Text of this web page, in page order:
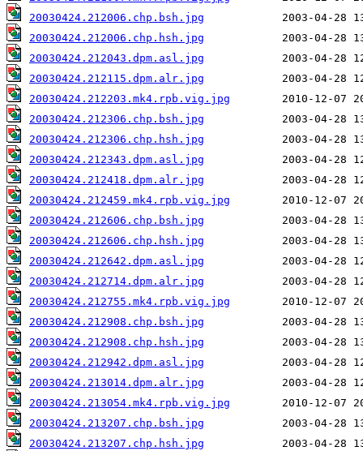
20030424.212006.chp.bsh.jpg
20030424.212006.chp.hsh.jpg
20030424.212043.dpm.asl.jpg
20030424.212115.dpm.alr.jpg
20030424.212203.mk4.rpb.vig.jpg
20030424.212306.chp.bsh.jpg
20030424.212306.chp.hsh.jpg
20030424.212343.dpm.asl.jpg
20030424.212418.dpm.alr.jpg
20030424.212459.mk4.rpb.vig.jpg
20030424.212606.chp.bsh.jpg
20030424.212606.chp.hsh.jpg
20030424.212642.dpm.asl.jpg
20030424.212714.dpm.alr.jpg
20030424.212755.mk4.rpb.vig.jpg
20030424.212908.chp.bsh.jpg
20030424.212908.chp.hsh.jpg
20030424.212942.dpm.asl.jpg
20030424.213014.dpm.alr.jpg
20030424.213054.mk4.rpb.vig.jpg
20030424.213207.chp.bsh.jpg
20030424.213207.chp.hsh.jpg